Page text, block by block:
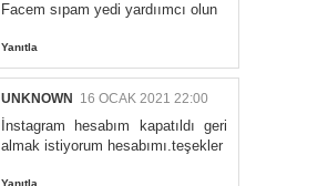
Facem sıpam yedi yardıımcı olun
Yanıtla
UNKNOWN 16 OCAK 2021 22:00
İnstagram hesabım kapatıldı geri
almak istiyorum hesabımı.teşekler
Yanıtla